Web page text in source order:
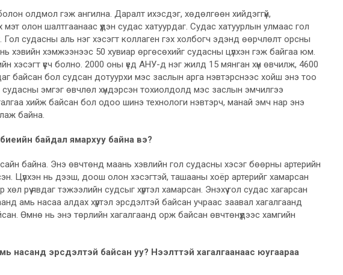
олдмол гэж ангилна. Даралт ихэсдэг, хөдөлгөөн хийдэггүй,
олон шалтгаанаас үүдэн судас хатуурдаг. Судас хатуурлын улмаас гол
судасны аль нэг хэсэгт коллаген гэх холбогч эдэнд өөрчлөлт орсны
хэвийн хэмжээнээс 50 хувиар өргөсөхийг судасны цүлхэн гэж байгаа юм.
хэсэгт үүсч болно. 2000 оны үед АНУ-д нэг жилд 15 мянган хүн өвчилж, 4600
байсан бол судсан дотуурхи мэс заслын арга нэвтэрснээс хойш энэ тоо
эмгэг өвчлөл хүндэрсэн тохиолдолд мэс заслын эмчилгээ
хийж байсан бол одоо шинэ технологи нэвтэрч, манай эмч нар энэ
байна.
байдал ямархуу байна вэ?
байна. Энэ өвчтөнд маань хэвлийн гол судасны хэсэг бөөрны артерийн
Цүлхэн нь дээш, доош олон хэсэгтэй, ташааны хоёр артерийг хамарсан
хөл рүү явдаг тэжээлийн судсыг хүртэл хамарсан. Энэхүү гол судас хагарсан
амь насаа алдах хүртэл эрсдэлтэй байсан учраас заавал хагалгаанд
Өмнө нь энэ төрлийн хагалгаанд орж байсан өвчтөнүүдээс хамгийн
насанд эрсдэлтэй байсан уу? Нээлттэй хагалгаанаас юугаараа